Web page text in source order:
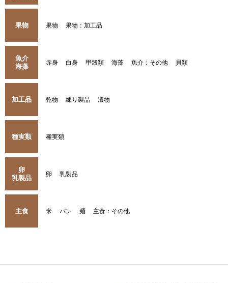
果物 果物 果物：加工品
魚介
海藻
赤身 白身 甲殻類 海藻 魚介：その他 貝類
加工品 乾物 練り製品 漬物
種実類 種実類
卵
乳製品
卵 乳製品
主食 米 パン 麺 主食：その他